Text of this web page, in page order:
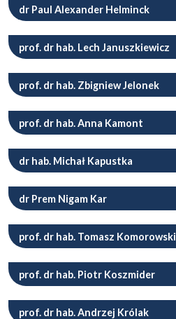
dr Paul Alexander Helminck
prof. dr hab. Lech Januszkiewicz
prof. dr hab. Zbigniew Jelonek
prof. dr hab. Anna Kamont
dr hab. Michał Kapustka
dr Prem Nigam Kar
prof. dr hab. Tomasz Komorowski
prof. dr hab. Piotr Koszmider
prof. dr hab. Andrzej Królak